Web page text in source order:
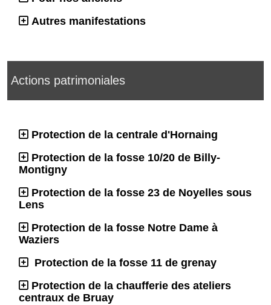
Autres manifestations
Actions patrimoniales
Protection de la centrale d'Hornaing
Protection de la fosse 10/20 de Billy-
Montigny
Protection de la fosse 23 de Noyelles sous
Lens
Protection de la fosse Notre Dame à
Waziers
Protection de la fosse 11 de grenay
Protection de la chaufferie des ateliers
centraux de Bruay